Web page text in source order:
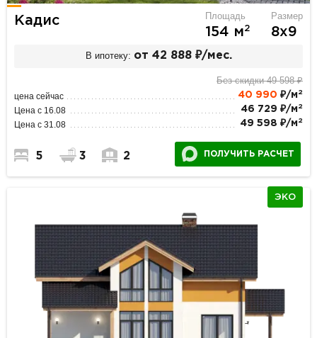
Кадис Площадь
154 м2
Размер
8х9
В ипотеку: от 42 888 ₽/мес.
Без скидки 49 598 ₽
цена сейчас 40 990 ₽/м 2
Цена с 16.08 46 729 ₽/м 2
Цена с 31.08 49 598 ₽/м 2
5 3 2 ПОЛУЧИТЬ РАСЧЕТ
ЭКО